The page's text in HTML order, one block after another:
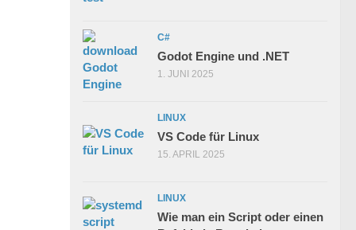
C#
Godot Engine und .NET
1. JUNI 2025
LINUX
VS Code für Linux
15. APRIL 2025
LINUX
Wie man ein Script oder einen